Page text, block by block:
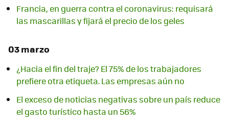
Francia, en guerra contra el coronavirus: requisará
las mascarillas y fijará el precio de los geles
03 marzo
¿Hacia el fin del traje? El 75% de los trabajadores
prefiere otra etiqueta. Las empresas aún no
El exceso de noticias negativas sobre un país reduce
el gasto turístico hasta un 56%